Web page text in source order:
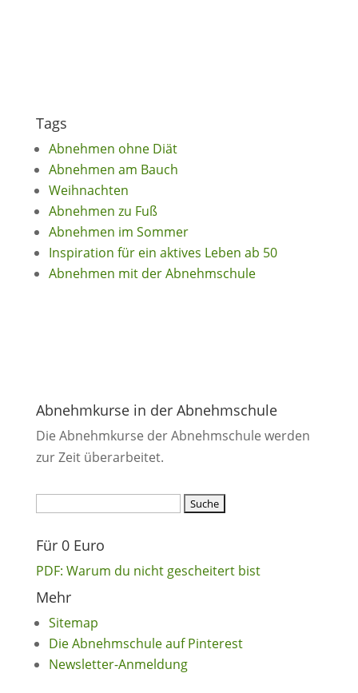
Tags
Abnehmen ohne Diät
Abnehmen am Bauch
Weihnachten
Abnehmen zu Fuß
Abnehmen im Sommer
Inspiration für ein aktives Leben ab 50
Abnehmen mit der Abnehmschule
Abnehmkurse in der Abnehmschule
Die Abnehmkurse der Abnehmschule werden
zur Zeit überarbeitet.
Für 0 Euro
PDF: Warum du nicht gescheitert bist
Mehr
Sitemap
Die Abnehmschule auf Pinterest
Newsletter-Anmeldung